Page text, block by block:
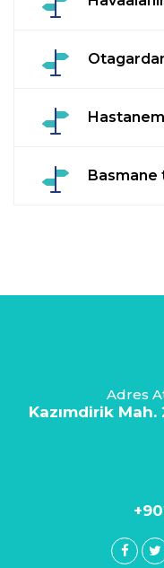
Basmane
Adres
Kazımdirik Mah.